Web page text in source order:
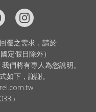
覆之需求，請於
定假日除外）
們將有專人為您說明。
如下，謝謝。